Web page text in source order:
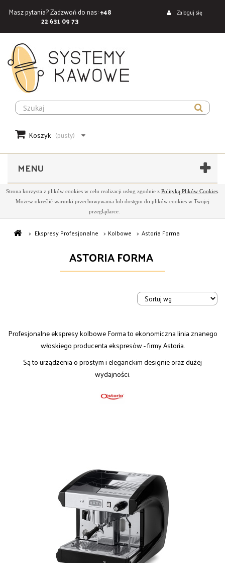
Zaloguj się
Masz pytania? Zadzwoń do nas:+48
22 631 09 73
Koszyk (pusty)
MENU
Strona korzysta z plików cookies w celu realizacji usług zgodnie z Polityką Plików Cookies.
Możesz określić warunki przechowywania lub dostępu do plików cookies w Twojej
przeglądarce.
> Ekspresy Profesjonalne > Kolbowe > Astoria Forma
ASTORIA FORMA
Profesjonalne ekspresy kolbowe Forma to ekonomiczna linia znanego
włoskiego producenta ekspresów - firmy Astoria.
Są to urządzenia o prostym i eleganckim designie oraz dużej
wydajności.